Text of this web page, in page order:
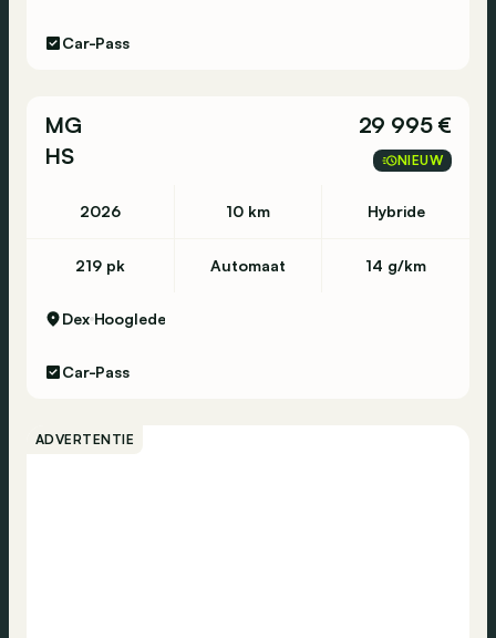
Car-Pass
MG
HS
29 995 €
NIEUW
2026 10 km Hybride
219 pk Automaat 14 g/km
Dex Hooglede
Car-Pass
ADVERTENTIE